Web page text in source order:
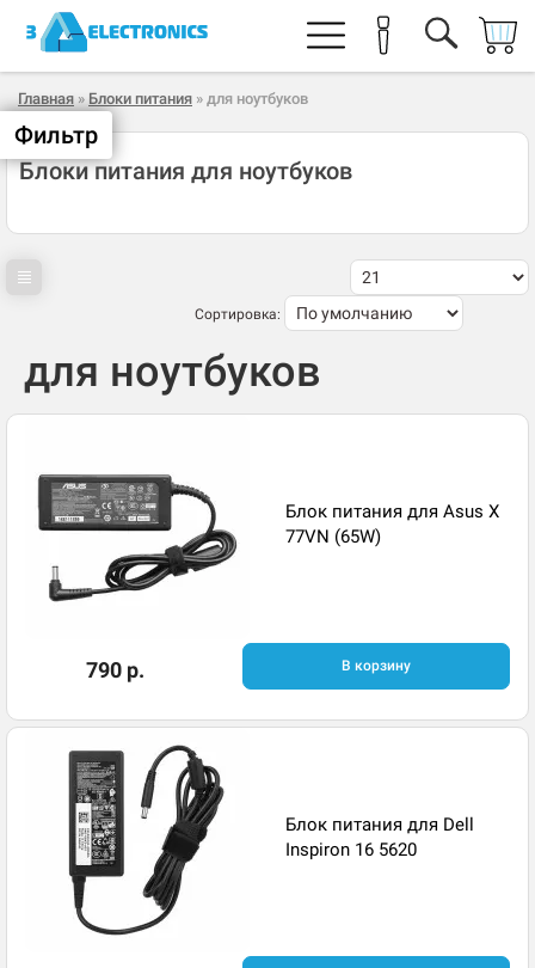
Главная » Блоки питания » для ноутбуков
Блоки питания для ноутбуков
Сортировка:
для ноутбуков
Блок питания для Asus X
77VN (65W)
790 р. В корзину
Блок питания для Dell
Inspiron 16 5620
Фильтр